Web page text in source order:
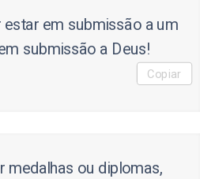
estar em submissão a um
submissão a Deus!
Copiar
medalhas ou diplomas,